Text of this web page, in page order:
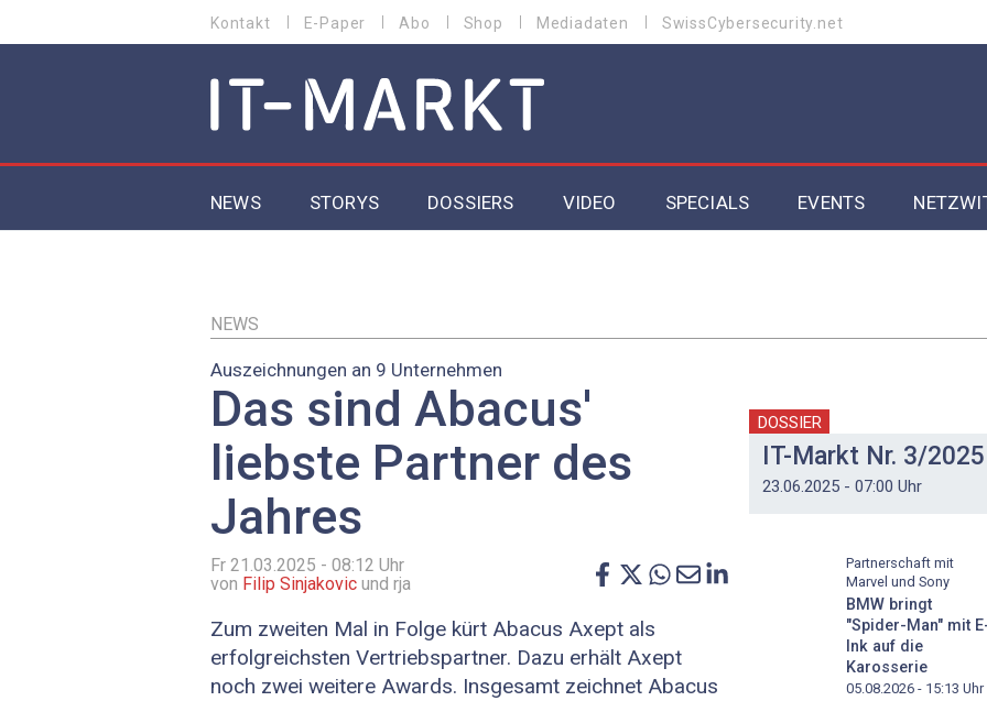
zum
MENU
Kontakt E-Paper Abo Shop Mediadaten SwissCybersecurity.net
MAIN NAVIGATION
NEWS STORYS DOSSIERS
Security
EU-DSGVO
VIDEO SPECIALS
Artificial Intelligence 2025
EVENTS
NEWS
Auszeichnungen an 9 Unternehmen
Das sind Abacus'
liebste Partner des
Jahres
Fr 21.03.2025 - 08:12 Uhr
von Filip Sinjakovic und rja
Zum zweiten Mal in Folge kürt Abacus Axept als
erfolgreichsten Vertriebspartner. Dazu erhält Axept
noch zwei weitere Awards. Insgesamt zeichnet Abacus
DOSSIER
IT-Markt Nr. 3/2025
23.06.2025 - 07:00 Uhr
Partnerschaft mit
Marvel und Sony
BMW bringt
"Spider-Man" mit
Ink auf die
Karosserie
05.08.2026 - 15:13 Uhr